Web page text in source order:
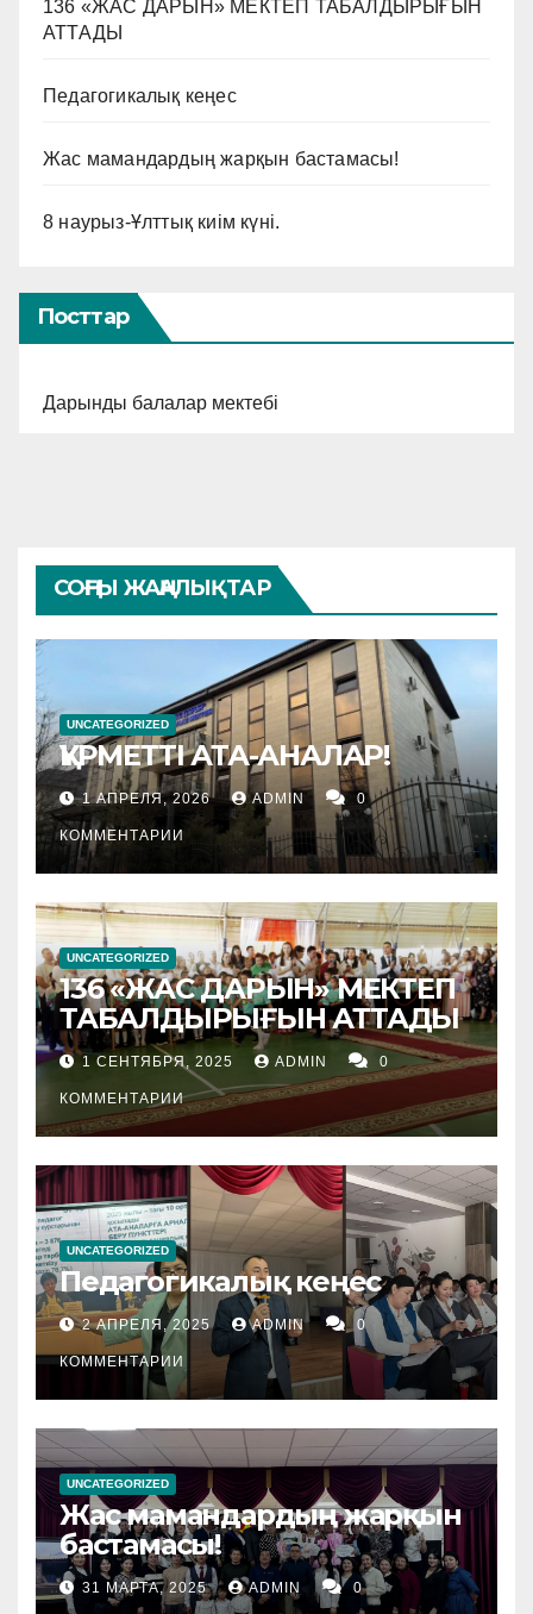
136 «ЖАС ДАРЫН» МЕКТЕП ТАБАЛДЫРЫҒЫН
АТТАДЫ
Педагогикалық кеңес
Жас мамандардың жарқын бастамасы!
8 наурыз-Ұлттық киім күні.
Посттар
Дарынды балалар мектебі
СОҢҒЫ ЖАҢАЛЫҚТАР
UNCATEGORIZED
ҚҰРМЕТТІ АТА-АНАЛАР!
1 АПРЕЛЯ, 2026 ADMIN 0
КОММЕНТАРИИ
UNCATEGORIZED
136 «ЖАС ДАРЫН» МЕКТЕП
ТАБАЛДЫРЫҒЫН АТТАДЫ
1 СЕНТЯБРЯ, 2025 ADMIN 0
КОММЕНТАРИИ
UNCATEGORIZED
Педагогикалық кеңес
2 АПРЕЛЯ, 2025 ADMIN 0
КОММЕНТАРИИ
UNCATEGORIZED
Жас мамандардың жарқын
бастамасы!
31 МАРТА, 2025 ADMIN 0